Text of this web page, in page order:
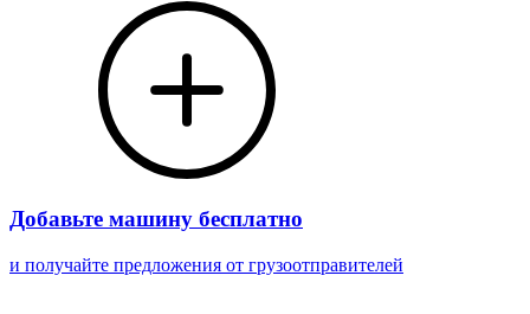
Добавьте машину бесплатно
и получайте предложения от грузоотправителей